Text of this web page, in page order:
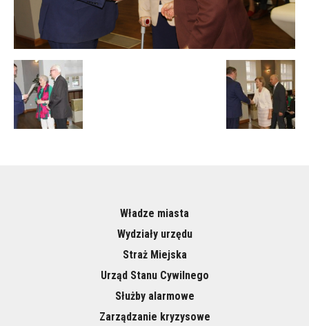
Władze miasta
Wydziały urzędu
Straż Miejska
Urząd Stanu Cywilnego
Służby alarmowe
Zarządzanie kryzysowe